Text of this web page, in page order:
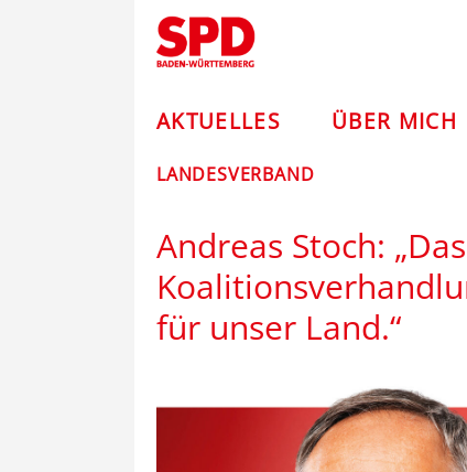
Andreas
SPD
AKTUELLES ÜBER MICH
LANDESVERBAND
Andreas Stoch:
für unser Land.“